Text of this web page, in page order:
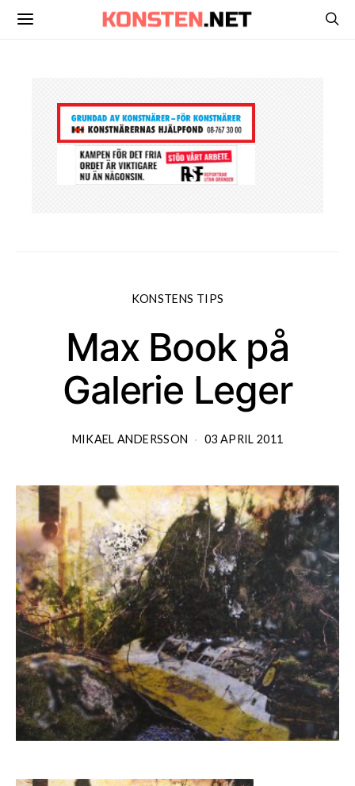
KONSTENS TIPS
Max Book på
Galerie Leger
MIKAEL ANDERSSON 03 APRIL 2011